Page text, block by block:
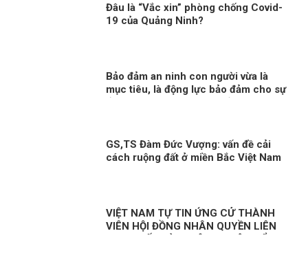
Đâu là “Vắc xin” phòng chống Covid-
19 của Quảng Ninh?
Bảo đảm an ninh con người vừa là
mục tiêu, là động lực bảo đảm cho sự
GS,TS Đàm Đức Vượng: vấn đề cải
cách ruộng đất ở miền Bắc Việt Nam
VIỆT NAM TỰ TIN ỨNG CỬ THÀNH
VIÊN HỘI ĐỒNG NHÂN QUYỀN LIÊN